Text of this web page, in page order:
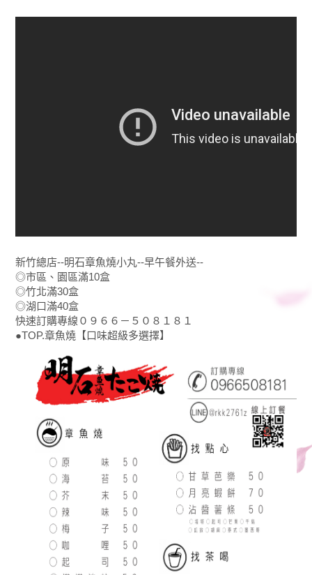
新竹總店--明石章魚燒小丸--早午餐外送--
◎市區、園區滿10盒
◎竹北滿30盒
◎湖口滿40盒
快速訂購專線０９６６－５０８１８１
●TOP.章魚燒【口味超級多選擇】